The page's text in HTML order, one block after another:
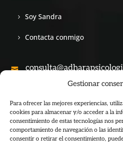
Gestionar
Para ofrecer las mejores experiencias,
cookies para almacenar y/o acceder a la
consentimiento de estas tecnologías nos
comportamiento de navegación o las
consentir o retirar el consentimiento,
Soy Sandra
Contacta conmigo
